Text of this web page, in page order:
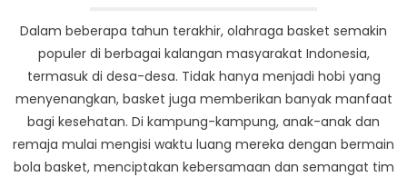
BPBD
Kota
Dalam beberapa tahun terakhir, olahraga basket semakin
populer di berbagai kalangan masyarakat Indonesia,
termasuk di desa-desa. Tidak hanya menjadi hobi yang
menyenangkan, basket juga memberikan banyak manfaat
bagi kesehatan. Di kampung-kampung, anak-anak dan
remaja mulai mengisi waktu luang mereka dengan bermain
bola basket, menciptakan kebersamaan dan semangat tim